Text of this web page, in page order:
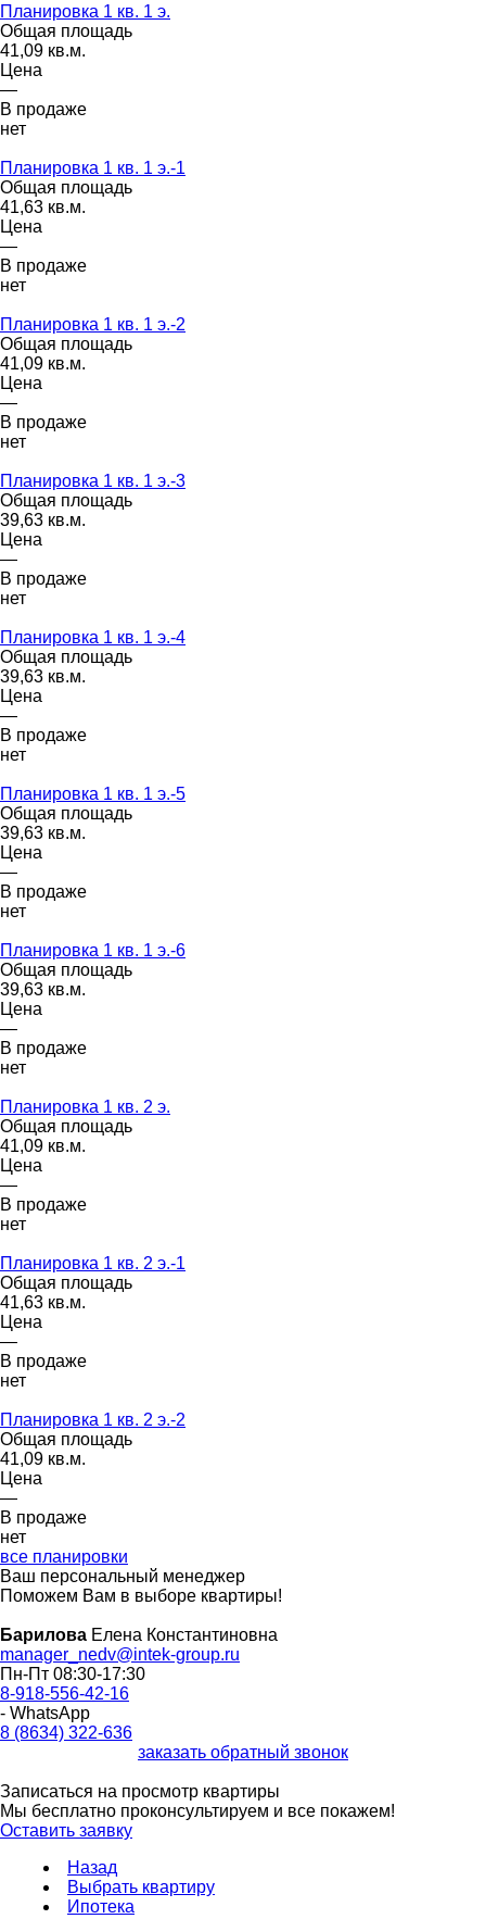
Планировка 1 кв. 1 э.
Общая площадь
41,09 кв.м.
Цена
—
В продаже
нет
Планировка 1 кв. 1 э.-1
Общая площадь
41,63 кв.м.
Цена
—
В продаже
нет
Планировка 1 кв. 1 э.-2
Общая площадь
41,09 кв.м.
Цена
—
В продаже
нет
Планировка 1 кв. 1 э.-3
Общая площадь
39,63 кв.м.
Цена
—
В продаже
нет
Планировка 1 кв. 1 э.-4
Общая площадь
39,63 кв.м.
Цена
—
В продаже
нет
Планировка 1 кв. 1 э.-5
Общая площадь
39,63 кв.м.
Цена
—
В продаже
нет
Планировка 1 кв. 1 э.-6
Общая площадь
39,63 кв.м.
Цена
—
В продаже
нет
Планировка 1 кв. 2 э.
Общая площадь
41,09 кв.м.
Цена
—
В продаже
нет
Планировка 1 кв. 2 э.-1
Общая площадь
41,63 кв.м.
Цена
—
В продаже
нет
Планировка 1 кв. 2 э.-2
Общая площадь
41,09 кв.м.
Цена
—
В продаже
нет
все планировки
Ваш персональный менеджер
Поможем Вам в выборе квартиры!
Барилова Елена Константиновна
manager_nedv@intek-group.ru
Пн-Пт 08:30-17:30
8-918-556-42-16
- WhatsApp
8 (8634) 322-636
заказать обратный звонок
Записаться на просмотр квартиры
Мы бесплатно проконсультируем и все покажем!
Оставить заявку
Назад
Выбрать квартиру
Ипотека